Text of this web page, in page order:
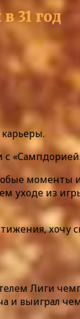
31 год
с
моменты
уходе из
хочу
Лиги
и выиграл